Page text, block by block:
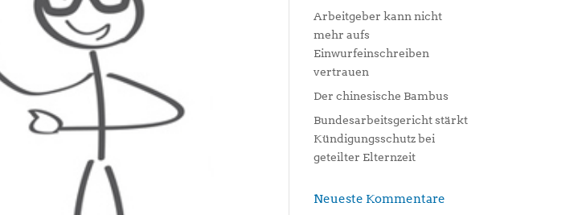
Arbeitgeber kann nicht
mehr aufs
Einwurfeinschreiben
vertrauen
Der chinesische Bambus
Bundesarbeitsgericht stärkt
Kündigungsschutz bei
geteilter Elternzeit
Neueste Kommentare